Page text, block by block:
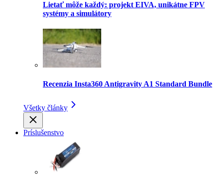
Lietať môže každý: projekt EIVA, unikátne FPV
systémy a simulátory
Recenzia Insta360 Antigravity A1 Standard Bundle
Všetky články
Príslušenstvo